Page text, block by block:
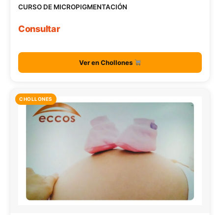
CURSO DE MICROPIGMENTACIÓN
Consultar
Ver en Chollones
CHOLLONES